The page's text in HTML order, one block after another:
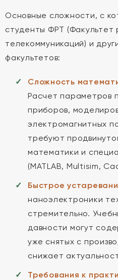
Основные сложности, с
студенты ФРТ (Факультет
телекоммуникаций) и
факультетов:
Сложность
Расчет параметров
приборов,
электромагнитных
требуют
математики и
(MATLAB, Multisim,
Быстрое
наноэлектроники
стремительно.
давности могут
уже снятых с
снижает
Требования к